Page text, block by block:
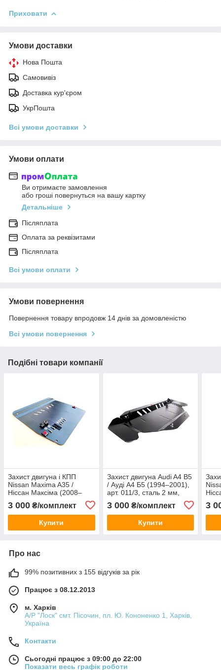
Приховати
Умови доставки
Нова Пошта
Самовивіз
Доставка кур'єром
УкрПошта
Всі умови доставки
Умови оплати
Ви отримаєте замовлення
або гроші повернуться на вашу картку
Детальніше
Післяплата
Оплата за реквізитами
Післяплата
Всі умови оплати
Умови повернення
Повернення товару впродовж 14 днів за домовленістю
Всі умови повернення
Подібні товари компанії
Захист двигуна і КПП
Nissan Maxima A35 /
Ніссан Максіма (2008–
2015), арт. 195/7, сталь 2
мм, ЩИТ
3 000 ₴/комплект
Купити
Захист двигуна Audi A4 B5
/ Ауді А4 Б5 (1994–2001),
арт. 011/3, сталь 2 мм,
3 000₴/комплект
Купити
3
Про нас
99% позитивних з 155 відгуків за рік
Працює з 08.12.2013
м. Харків
А/Р "Лоск" смт. Пісочин, пл. Ю. Кононенко 1, Харків,
Україна
Контакти
Сьогодні працює з 09:00 до 22:00
Показати весь графік роботи